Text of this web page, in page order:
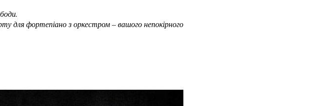
для фортепіано з оркестром – вашого непокірного